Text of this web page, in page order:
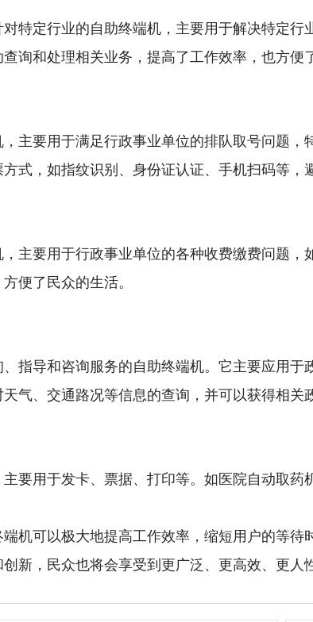
特定行业的自助终端机，主要用于解决特定
询和处理相关业务，提高了工作效率，也方便
主要用于满足行政事业单位的排队取号问题
式，如指纹识别、身份证认证、手机扫码等，
主要用于行政事业单位的各种收费缴费问题
便了民众的生活。
指导和咨询服务的自助终端机。它主要应用
气、交通路况等信息的查询，并可以获得相关
要用于发卡、票据、打印等。如医院自动取
机可以极大地提高工作效率，缩短用户的等
新，民众也将会享受到更广泛、更高效、更人